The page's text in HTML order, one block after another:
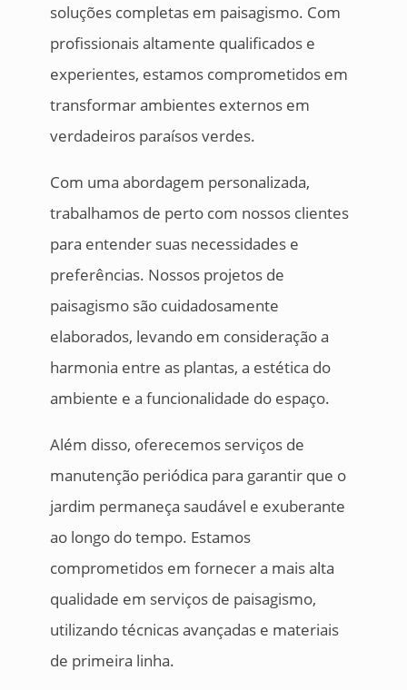
soluções completas em paisagismo. Com
profissionais altamente qualificados e
experientes, estamos comprometidos em
transformar ambientes externos em
verdadeiros paraísos verdes.
Com uma abordagem personalizada,
trabalhamos de perto com nossos clientes
para entender suas necessidades e
preferências. Nossos projetos de
paisagismo são cuidadosamente
elaborados, levando em consideração a
harmonia entre as plantas, a estética do
ambiente e a funcionalidade do espaço.
Além disso, oferecemos serviços de
manutenção periódica para garantir que o
jardim permaneça saudável e exuberante
ao longo do tempo. Estamos
comprometidos em fornecer a mais alta
qualidade em serviços de paisagismo,
utilizando técnicas avançadas e materiais
de primeira linha.